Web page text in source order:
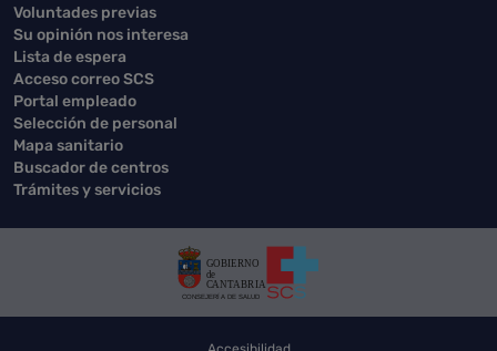
Voluntades previas
Su opinión nos interesa
Lista de espera
Acceso correo SCS
Portal empleado
Selección de personal
Mapa sanitario
Buscador de centros
Trámites y servicios